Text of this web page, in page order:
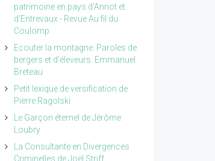
patrimoine en pays d'Annot et
d'Entrevaux - Revue Au fil du
Coulomp
Ecouter la montagne. Paroles de
bergers et d'éleveurs. Emmanuel
Breteau
Petit lexique de versification de
Pierre Ragolski
Le Garçon éternel de Jérôme
Loubry
La Consultante en Divergences
Criminelles de Joël Striff